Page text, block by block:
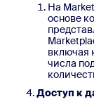
На
основе
включая
числа
Доступ к